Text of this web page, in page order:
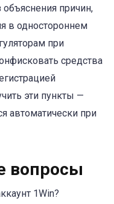
причин,
в одностороннем
при
средства
эти пункты —
автоматически при
вопросы
1Win?